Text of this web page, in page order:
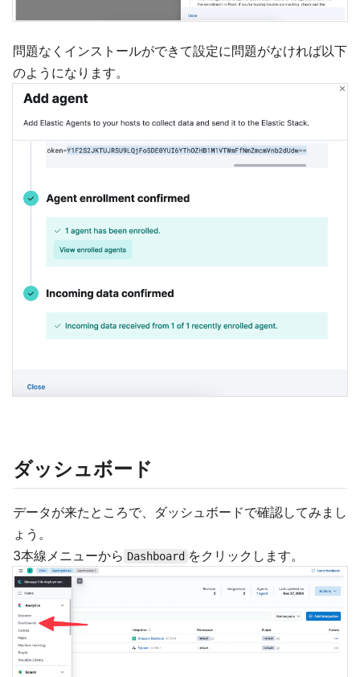
問題なくインストールができて設定に問題がなければ以下
のようになります。
ダッシュボード
データが来たところで、ダッシュボードで確認してみまし
ょう。
3本線メニューから Dashboard をクリックします。